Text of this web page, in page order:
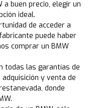
a buen precio, elegir un
ideal.
de acceder a
puede haber
comprar un BMW
todas las garantías de
y venta de
donde